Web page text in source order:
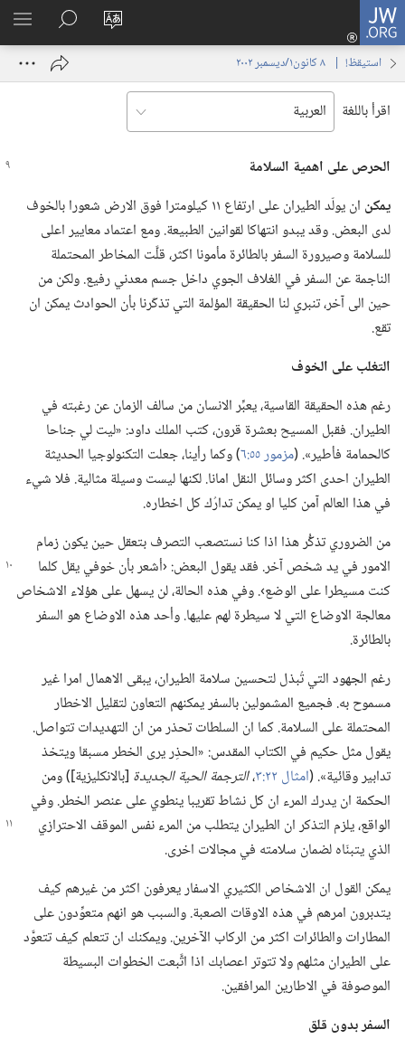
JW.ORG
تغيير
الموقع
تسجيل
الدخول
نافذة
البحث
في
JW.‎ORG
استيقظ‏!‏ | ‏‎ ٨‏ ‏‎كانون١/ديسمبر‏ ‎٢٠٠٢
اقرأ باللغة
الحرص على اهمية السلامة
يمكن
ان يولّد الطيران على ارتفاع ١١ كيلومترا فوق الارض شعورا بالخوف
لدى البعض.‏ وقد يبدو انتهاكا لقوانين الطبيعة.‏ ومع اعتماد معايير اعلى
للسلامة وصيرورة السفر بالطائرة مأمونا اكثر،‏ قلَّت المخاطر المحتملة
الناجمة عن السفر في الغلاف الجوي داخل جسم معدني رفيع.‏ ولكن من
حين الى آخر،‏ تنبري لنا الحقيقة المؤلمة التي تذكّرنا بأن الحوادث يمكن ان
تقع.‏
التغلب على الخوف
رغم هذه الحقيقة القاسية،‏ يعبِّر الانسان من سالف الزمان عن رغبته في
الطيران.‏ فقبل المسيح بعشرة قرون،‏ كتب الملك داود:‏ «ليت لي جناحا
كالحمامة فأطير».‏ (‏مزمور ٥٥:‏٦
‏)‏ وكما رأينا،‏ جعلت التكنولوجيا الحديثة
الطيران احدى اكثر وسائل النقل امانا.‏ لكنها ليست وسيلة مثالية.‏ فلا شيء
في هذا العالم آمن كليا او يمكن تدارُك كل اخطاره.‏
من الضروري تذكُّر هذا اذا كنا نستصعب التصرف بتعقل حين يكون زمام
الامور في يد شخص آخر.‏ فقد يقول البعض:‏ ‹أشعر بأن خوفي يقل كلما
كنت مسيطرا على الوضع›.‏ وفي هذه الحالة،‏ لن يسهل على هؤلاء الاشخاص
معالجة الاوضاع التي لا سيطرة لهم عليها.‏ وأحد هذه الاوضاع هو السفر
بالطائرة.‏
رغم الجهود التي تُبذل لتحسين سلامة الطيران،‏ يبقى الاهمال امرا غير
مسموح به.‏ فجميع المشمولين بالسفر يمكنهم التعاون لتقليل الاخطار
المحتملة على السلامة.‏ كما ان السلطات تحذر من ان التهديدات تتواصل.‏
يقول مثل حكيم في الكتاب المقدس:‏ «الحذِر يرى الخطر مسبقا ويتخذ
تدابير وقائية».‏ (‏امثال ٢٢:‏٣ ‏،‏الترجمة الحية الجديدة ‏[بالانكليزية])‏ ومن
الحكمة ان يدرك المرء ان كل نشاط تقريبا ينطوي على عنصر الخطر.‏ وفي
الواقع،‏ يلزم التذكر ان الطيران يتطلب من المرء نفس الموقف الاحترازي
الذي يتبنّاه لضمان سلامته في مجالات اخرى.‏
يمكن القول ان الاشخاص الكثيري الاسفار يعرفون اكثر من غيرهم كيف
يتدبرون امرهم في هذه الاوقات الصعبة.‏ والسبب هو انهم متعوِّدون على
المطارات والطائرات اكثر من الركاب الآخرين.‏ ويمكنك ان تتعلم كيف تتعوَّد
على الطيران مثلهم ولا تتوتر اعصابك اذا اتَّبعت الخطوات البسيطة
الموصوفة في الاطارين المرافقين.‏
السفر بدون قلق